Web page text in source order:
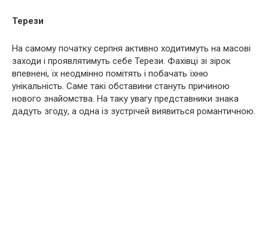
Терези
На самому початку серпня активно ходитимуть на масові
заходи і проявлятимуть себе Терези. Фахівці зі зірок
впевнені, їх неодмінно помітять і побачать їхню
унікальність. Саме такі обставини стануть причиною
нового знайомства. На таку увагу представники знака
дадуть згоду, а одна із зустрічей виявиться романтичною.